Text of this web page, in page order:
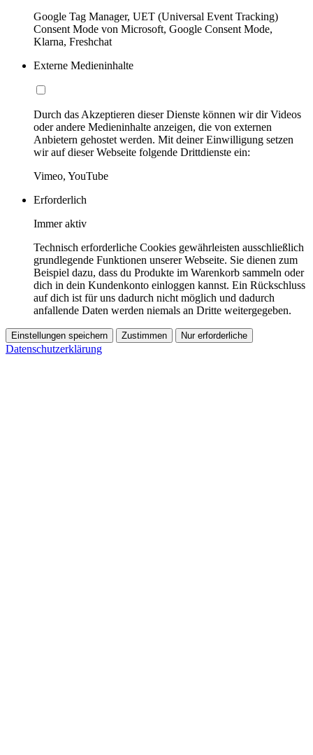
Google Tag Manager, UET (Universal Event Tracking)
Consent Mode von Microsoft, Google Consent Mode,
Klarna, Freshchat
Externe Medieninhalte
Durch das Akzeptieren dieser Dienste können wir dir Videos
oder andere Medieninhalte anzeigen, die von externen
Anbietern gehostet werden. Mit deiner Einwilligung setzen
wir auf dieser Webseite folgende Drittdienste ein:
Vimeo, YouTube
Erforderlich
Immer aktiv
Technisch erforderliche Cookies gewährleisten ausschließlich
grundlegende Funktionen unserer Webseite. Sie dienen zum
Beispiel dazu, dass du Produkte im Warenkorb sammeln oder
dich in dein Kundenkonto einloggen kannst. Ein Rückschluss
auf dich ist für uns dadurch nicht möglich und dadurch
anfallende Daten werden niemals an Dritte weitergegeben.
Einstellungen speichern Zustimmen Nur erforderliche
Datenschutzerklärung